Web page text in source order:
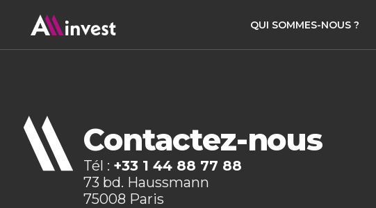
QUI SOMMES-NOUS ?
Contactez-nous
Tél : +33 1 44 88 77 88
73 bd. Haussmann
75008 Paris